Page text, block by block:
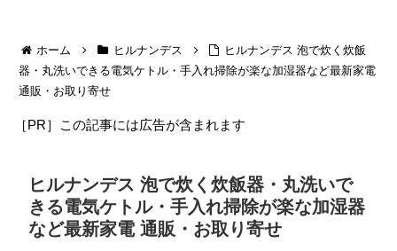
ホーム ヒルナンデス
ヒルナンデス 泡で炊く炊飯
器・丸洗いできる電気ケトル・手入れ掃除が楽な加湿器など最新家電
通販・お取り寄せ
［PR］この記事には広告が含まれます
ヒルナンデス 泡で炊く炊飯器・丸洗いで
きる電気ケトル・手入れ掃除が楽な加湿器
など最新家電 通販・お取り寄せ